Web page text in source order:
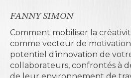
FANNY SIMON
Comment mobiliser la
comme vecteur de
potentiel d’innovation de
collaborateurs, confrontés à